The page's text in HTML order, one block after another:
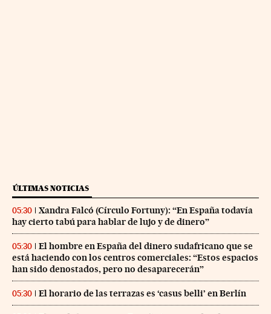
ÚLTIMAS NOTICIAS
05:30
Xandra Falcó (Círculo Fortuny): “En España todavía
hay cierto tabú para hablar de lujo y de dinero”
05:30
El hombre en España del dinero sudafricano que se
está haciendo con los centros comerciales: “Estos espacios
han sido denostados, pero no desaparecerán”
05:30 El horario de las terrazas es ‘casus belli’ en Berlín